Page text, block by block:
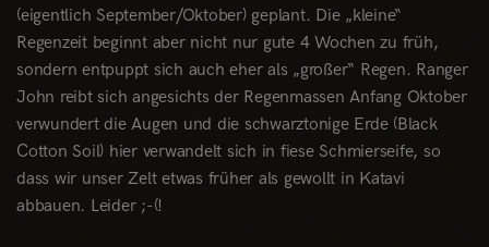
(eigentlich September/Oktober) geplant. Die „kleine“
Regenzeit beginnt aber nicht nur gute 4 Wochen zu früh,
sondern entpuppt sich auch eher als „großer“ Regen. Ranger
John reibt sich angesichts der Regenmassen Anfang Oktober
verwundert die Augen und die schwarztonige Erde (Black
Cotton Soil) hier verwandelt sich in fiese Schmierseife, so
dass wir unser Zelt etwas früher als gewollt in Katavi
abbauen. Leider ;-(!